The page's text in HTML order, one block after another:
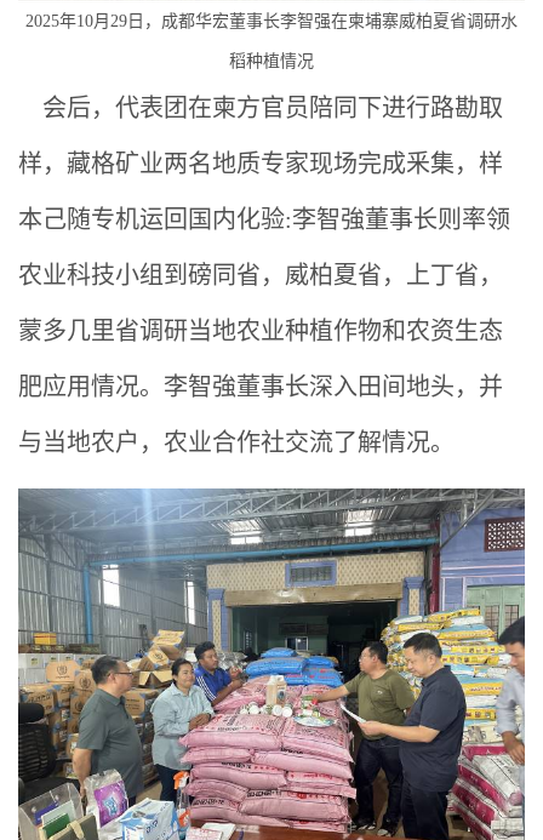
2025年10月29日，成都华宏董事长李智强在柬埔寨威柏夏省调研水
稻种植情况
会后，代表团在柬方官员陪同下进行路勘取
样，藏格矿业两名地质专家现场完成釆集，样
本己随专机运回国内化验:李智強董事长则率领
农业科技小组到磅同省，威柏夏省，上丁省，
蒙多几里省调研当地农业种植作物和农资生态
肥应用情况。李智強董事长深入田间地头，并
与当地农户，农业合作社交流了解情况。